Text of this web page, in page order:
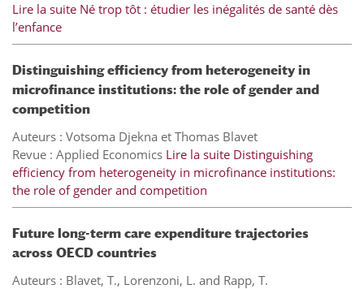
Lire la suite Né trop tôt : étudier les inégalités de santé dès
l’enfance
Distinguishing efficiency from heterogeneity in
microfinance institutions: the role of gender and
competition
Auteurs : Votsoma Djekna et Thomas Blavet
Revue : Applied Economics Lire la suite Distinguishing
efficiency from heterogeneity in microfinance institutions:
the role of gender and competition
Future long-term care expenditure trajectories
across OECD countries
Auteurs : Blavet, T., Lorenzoni, L. and Rapp, T.